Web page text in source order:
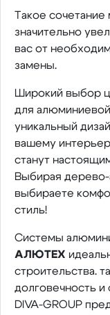
Такое сочетание
значительно
вас от
замены.
Широкий выбор
для алюминиевой
уникальный
вашему
станут
Выбирая
выбираете
стиль!
Системы
АЛЮТЕХ
строительства.
долговечность и
DIVA-GROUP